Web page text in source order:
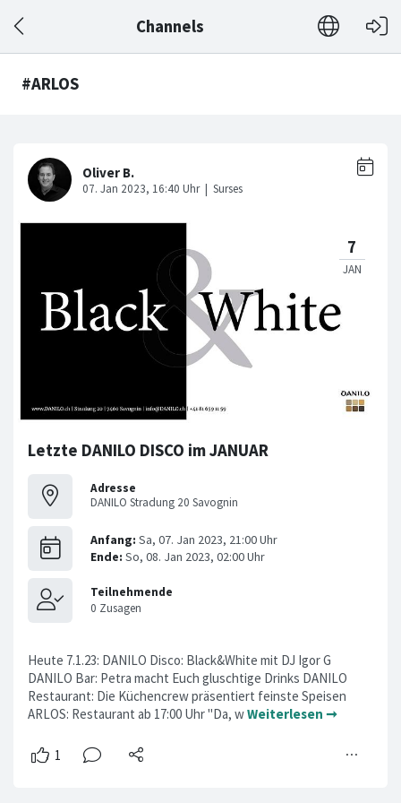
Channels
#ARLOS
Letzte DANILO DISCO im JANUAR
Adresse
DANILO Stradung 20 Savognin
Heute 7.1.23: DANILO Disco: Black&White mit DJ Igor G
DANILO Bar: Petra macht Euch gluschtige Drinks DANILO
Restaurant: Die Küchencrew präsentiert feinste Speisen
ARLOS: Restaurant ab 17:00 Uhr "Da, wWeiterlesen ➞